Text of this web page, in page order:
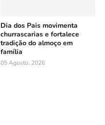
Dia dos Pais movimenta
churrascarias e fortalece
tradição do almoço em
família
05 Agosto, 2026